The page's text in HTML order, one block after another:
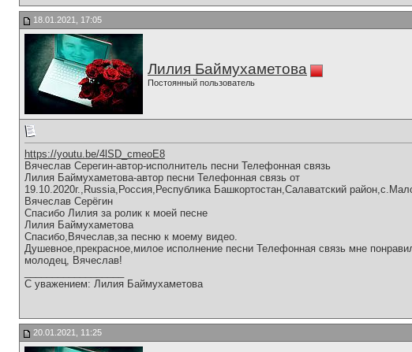
18.01.2021, 17:05
Лилия Баймухаметова
Постоянный пользователь
https://youtu.be/4lSD_cmeoE8
Вячеслав Серегин-автор-исполнитель песни Телефонная связь
Лилия Баймухаметова-автор песни Телефонная связь от
19.10.2020г.,Russia,Россия,Республика Башкортостан,Салаватский
Вячеслав Серёгин
Спасибо Лилия за ролик к моей песне
Лилия Баймухаметова
Спасибо,Вячеслав,за песню к моему видео.
Душевное,прекрасное,милое исполнение песни Телефонная связь мне
молодец, Вячеслав!
С уважением: Лилия Баймухаметова
20.01.2021, 11:25